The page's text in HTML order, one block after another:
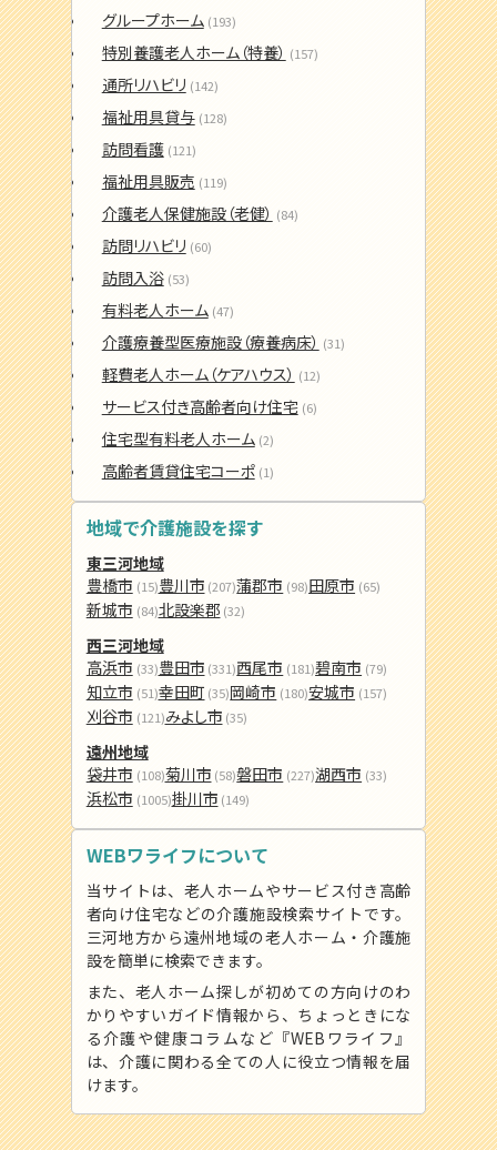
グループホーム (193)
特別養護老人ホーム（特養） (157)
通所リハビリ (142)
福祉用具貸与 (128)
訪問看護 (121)
福祉用具販売 (119)
介護老人保健施設（老健） (84)
訪問リハビリ (60)
訪問入浴 (53)
有料老人ホーム (47)
介護療養型医療施設（療養病床） (31)
軽費老人ホーム（ケアハウス） (12)
サービス付き高齢者向け住宅 (6)
住宅型有料老人ホーム (2)
高齢者賃貸住宅コーポ (1)
地域で介護施設を探す
東三河地域
豊橋市 (15)豊川市 (207)蒲郡市 (98)田原市 (65)
新城市 (84)北設楽郡 (32)
西三河地域
高浜市 (33)豊田市 (331)西尾市 (181)碧南市 (79)
知立市 (51)幸田町 (35)岡崎市 (180)安城市 (157)
刈谷市 (121)みよし市 (35)
遠州地域
袋井市 (108)菊川市 (58)磐田市 (227)湖西市 (33)
浜松市 (1005)掛川市 (149)
WEBワライフについて
当サイトは、老人ホームやサービス付き高齢
者向け住宅などの介護施設検索サイトです。
三河地方から遠州地域の老人ホーム・介護施
設を簡単に検索できます。
また、老人ホーム探しが初めての方向けのわ
かりやすいガイド情報から、ちょっときにな
る介護や健康コラムなど『WEBワライフ』
は、介護に関わる全ての人に役立つ情報を届
けます。